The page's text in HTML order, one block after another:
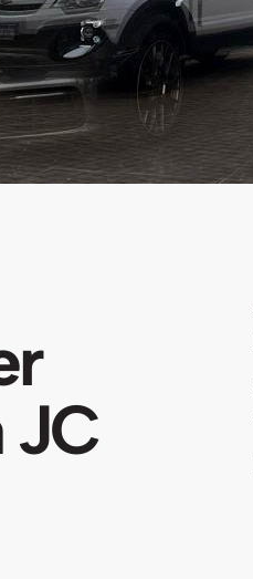
JC